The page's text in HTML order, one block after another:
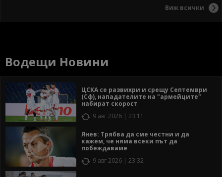
Виж всички
Водещи Новини
ЦСКА се развихри и срещу Септември
(Сф), нападателите на "армейците"
набират скорост
9 авг 2026 | 23:11
Янев: Трябва да сме честни и да
кажем, че няма всеки път да
побеждаваме
9 авг 2026 | 23:32